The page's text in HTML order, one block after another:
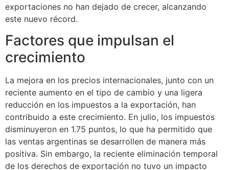
exportaciones no han dejado de crecer, alcanzando
este nuevo récord.
Factores que impulsan el
crecimiento
La mejora en los precios internacionales, junto con un
reciente aumento en el tipo de cambio y una ligera
reducción en los impuestos a la exportación, han
contribuido a este crecimiento. En julio, los impuestos
disminuyeron en 1.75 puntos, lo que ha permitido que
las ventas argentinas se desarrollen de manera más
positiva. Sin embargo, la reciente eliminación temporal
de los derechos de exportación no tuvo un impacto